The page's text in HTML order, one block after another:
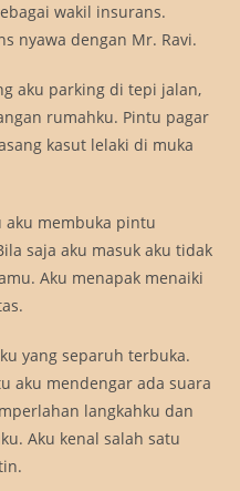
wakil insurans.
nyawa dengan Mr. Ravi.
aku parking di tepi jalan,
rumahku. Pintu pagar
kasut lelaki di muka
aku membuka pintu
saja aku masuk aku tidak
Aku menapak menaiki
yang separuh terbuka.
aku mendengar ada suara
langkahku dan
Aku kenal salah satu